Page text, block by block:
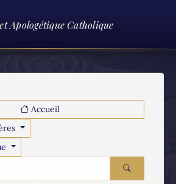
Apologétique Catholique
Accueil